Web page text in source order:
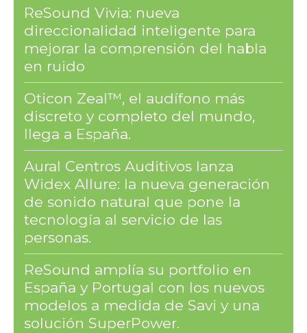
ReSound Vivia: nueva
direccionalidad inteligente para
mejorar la comprensión del habla
en ruido
Oticon Zeal™, el audífono más
discreto y completo del mundo,
llega a España.
Aural Centros Auditivos lanza
Widex Allure: la nueva generación
de sonido natural que pone la
tecnología al servicio de las
personas.
ReSound amplía su portfolio en
España y Portugal con los nuevos
modelos a medida de Savi y una
solución SuperPower.